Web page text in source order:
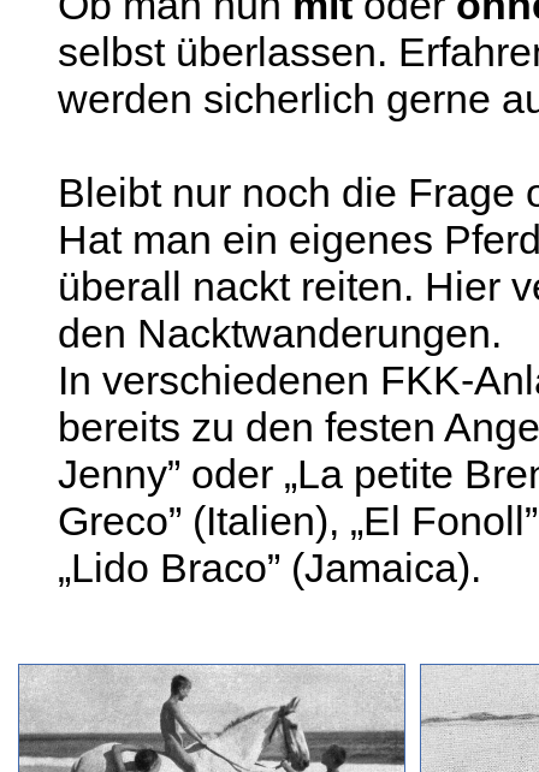
selbst überlassen.
werden sicherlich gerne
Bleibt nur noch die Frage
Hat man ein eigenes
überall nackt reiten. Hier
den Nacktwanderungen.
In verschiedenen FKK-
bereits zu den festen
Jenny” oder „La petite
Greco” (Italien), „El
„Lido Braco” (Jamaica).